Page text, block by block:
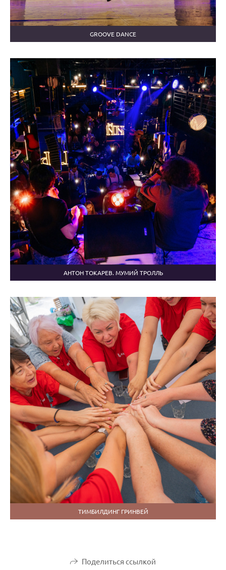
GROOVE DANCE
АНТОН ТОКАРЕВ. МУМИЙ ТРОЛЛЬ
ТИМБИЛДИНГ ГРИНВЕЙ
Поделиться ссылкой